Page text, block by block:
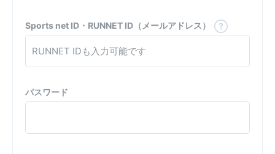
Sports net ID・RUNNET ID（メールアドレス）
パスワード